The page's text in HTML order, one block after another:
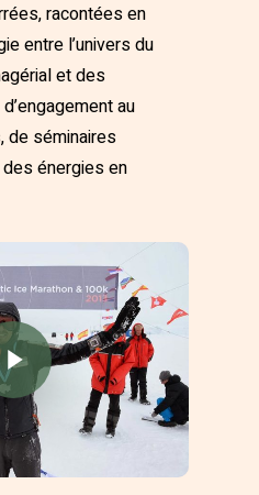
racontées en
entre l’univers du
et des
au
de séminaires
énergies en